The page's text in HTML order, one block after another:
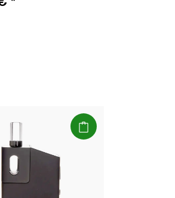
(Paket)